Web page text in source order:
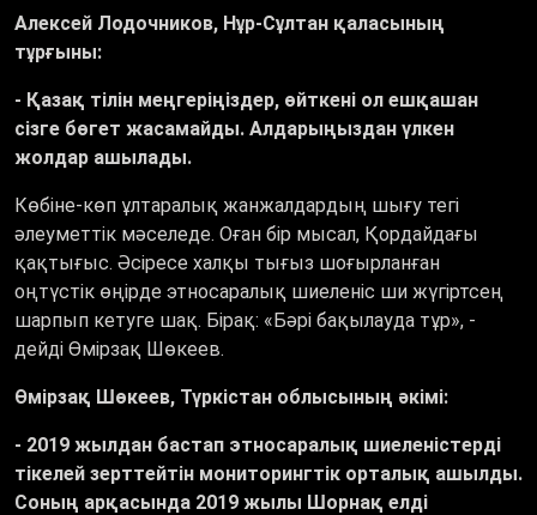
Алексей Лодочников, Нұр-Сұлтан қаласының
тұрғыны:
- Қазақ тілін меңгеріңіздер, өйткені ол ешқашан
сізге бөгет жасамайды. Алдарыңыздан үлкен
жолдар ашылады.
Көбіне-көп ұлтаралық жанжалдардың шығу тегі
әлеуметтік мәселеде. Оған бір мысал, Қордайдағы
қақтығыс. Әсіресе халқы тығыз шоғырланған
оңтүстік өңірде этносаралық шиеленіс ши жүгіртсең
шарпып кетуге шақ. Бірақ: «Бәрі бақылауда тұр», -
дейді Өмірзақ Шөкеев.
Өмірзақ Шөкеев, Түркістан облысының әкімі:
- 2019 жылдан бастап этносаралық шиеленістерді
тікелей зерттейтін мониторингтік орталық ашылды.
Соның арқасында 2019 жылы Шорнақ елді